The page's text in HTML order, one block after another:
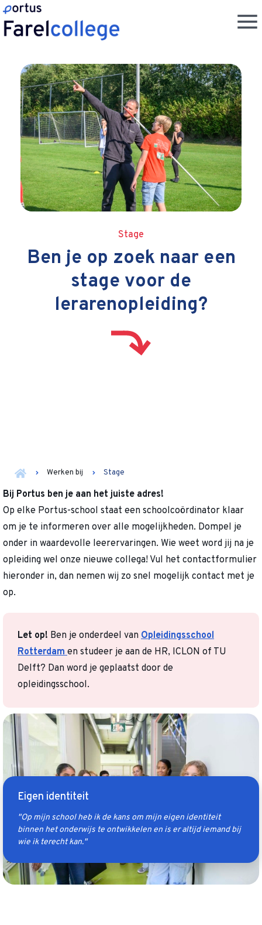
Stage
Ben je op zoek naar een
stage voor de
lerarenopleiding?
Werken bij Stage
Bij Portus ben je aan het juiste adres!
Op elke Portus-school staat een schoolcoördinator klaar
om je te informeren over alle mogelijkheden. Dompel je
onder in waardevolle leerervaringen. Wie weet word jij na je
opleiding wel onze nieuwe collega! Vul het contactformulier
hieronder in, dan nemen wij zo snel mogelijk contact met je
op.
Let op! Ben je onderdeel van Opleidingsschool
Rotterdamen studeer je aan de HR, ICLON of TU
Delft? Dan word je geplaatst door de
opleidingsschool.
Eigen identiteit
"Op mijn school heb ik de kans om mijn eigen identiteit
binnen het onderwijs te ontwikkelen en is er altijd iemand bij
wie ik terecht kan."